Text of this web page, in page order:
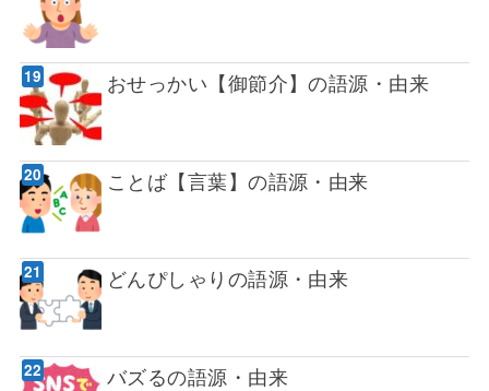
おせっかい【御節介】の語源・由来
ことば【言葉】の語源・由来
どんぴしゃりの語源・由来
バズるの語源・由来